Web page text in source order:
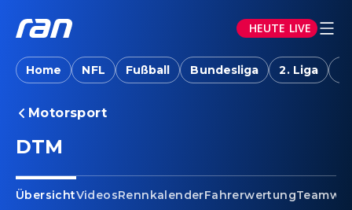
HEUTE LIVE
Home NFL Fußball Bundesliga 2. Liga
Motorsport
DTM
ÜbersichtVideosRennkalenderFahrerwertung